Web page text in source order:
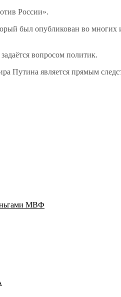
России».
был опубликован во
вопросом политик.
Путина является прямым
МВФ